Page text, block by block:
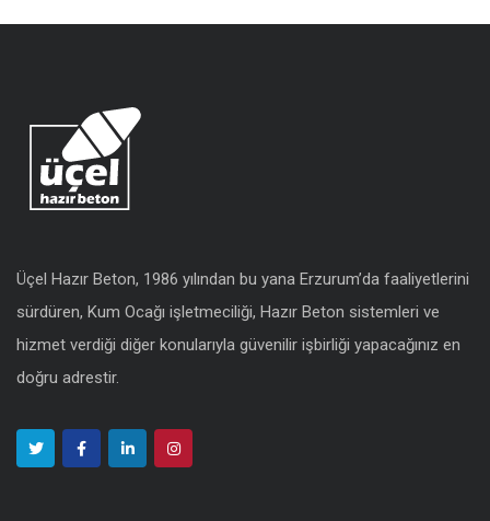
Üçel Hazır Beton, 1986 yılından bu yana Erzurum’da faaliyetlerini
sürdüren, Kum Ocağı işletmeciliği, Hazır Beton sistemleri ve
hizmet verdiği diğer konularıyla güvenilir işbirliği yapacağınız en
doğru adrestir.